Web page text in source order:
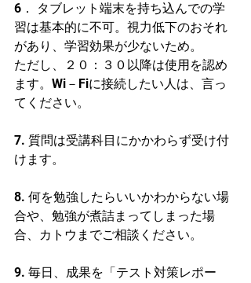
6． タブレット端末を持ち込んでの学
習は基本的に不可。視力低下のおそれ
があり、学習効果が少ないため。
ただし、２０：３０以降は使用を認め
ます。Wi－Fiに接続したい人は、言っ
てください。
7. 質問は受講科目にかかわらず受け付
けます。
8. 何を勉強したらいいかわからない場
合や、勉強が煮詰まってしまった場
合、カトウまでご相談ください。
9. 毎日、成果を「テスト対策レポー